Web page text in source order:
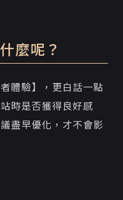
麼呢？
體驗】
，更白話一點
時是否獲得良好感
盡早優化，才不會影